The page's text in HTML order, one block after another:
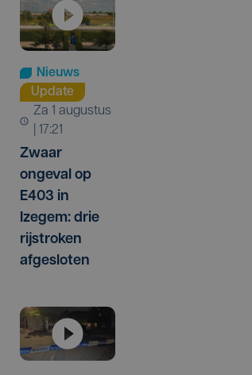
Nieuws
Update
za 1 augustus
| 17:21
Zwaar
ongeval op
E403 in
Izegem: drie
rijstroken
afgesloten